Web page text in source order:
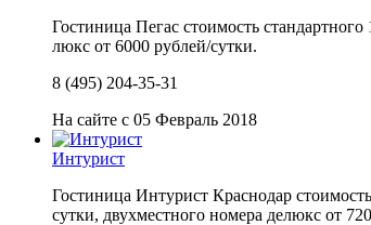
Гостиница Пегас стоимость
люкс от 6000 рублей/сутки.
8 (495) 204-35-31
На сайте с 05 Февраль 2018
Интурист
Гостиница Интурист Краснодар
сутки, двухместного номера делюкс от